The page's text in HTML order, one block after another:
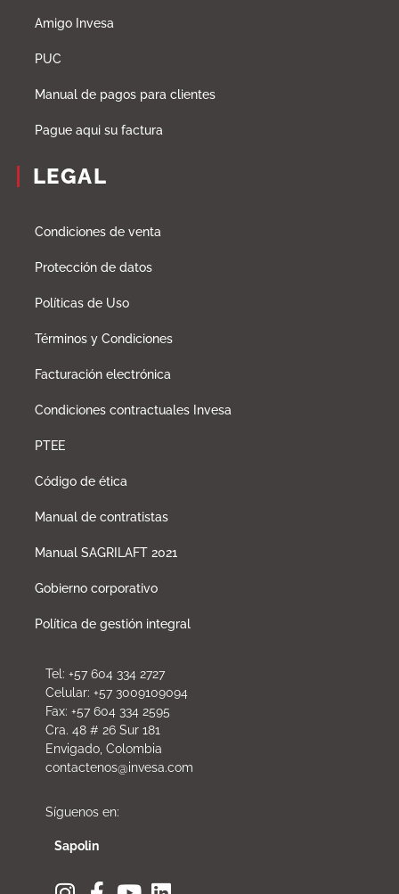
Amigo Invesa
PUC
Manual de pagos para clientes
Pague aqui su factura
LEGAL
Condiciones de venta
Protección de datos
Políticas de Uso
Términos y Condiciones
Facturación electrónica
Condiciones contractuales Invesa
PTEE
Código de ética
Manual de contratistas
Manual SAGRILAFT 2021
Gobierno corporativo
Política de gestión integral
Tel: +57 604 334 2727
Celular: +57 3009109094
Fax: +57 604 334 2595
Cra. 48 # 26 Sur 181
Envigado, Colombia
contactenos@invesa.com
Síguenos en:
Sapolin